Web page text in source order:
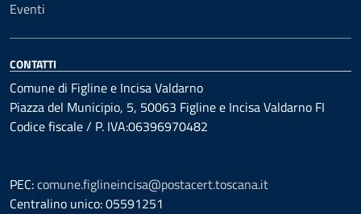
Eventi
CONTATTI
Comune di Figline e Incisa Valdarno
Piazza del Municipio, 5, 50063 Figline e Incisa Valdarno FI
Codice fiscale / P. IVA:06396970482
PEC:comune.figlineincisa@postacert.toscana.it
Centralino unico: 05591251